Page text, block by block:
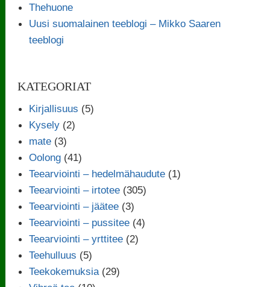
Thehuone
Uusi suomalainen teeblogi – Mikko Saaren
teeblogi
KATEGORIAT
Kirjallisuus (5)
Kysely (2)
mate (3)
Oolong (41)
Teearviointi – hedelmähaudute (1)
Teearviointi – irtotee (305)
Teearviointi – jäätee (3)
Teearviointi – pussitee (4)
Teearviointi – yrttitee (2)
Teehulluus (5)
Teekokemuksia (29)